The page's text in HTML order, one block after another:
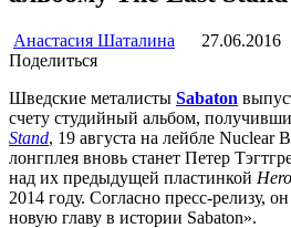
Анастасия Шаталина 27.06.2016
Поделиться
Шведские металисты Sabaton
счету студийный альбом,
Stand, 19 августа на лейбле Nuclear
лонгплея вновь станет Петер
над их предыдущей пластинкой
2014 году. Согласно пресс-релизу,
новую главу в истории Sabaton».